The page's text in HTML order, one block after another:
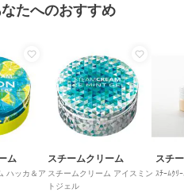
たへのおすすめ
ム
ハッカ＆ア
スチームクリーム
スチームクリーム アイスミン
トジェル
スチ
ｽﾁｰﾑｸﾘ